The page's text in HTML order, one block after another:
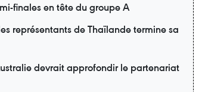
finales en tête du groupe A
représentants de Thaïlande termine sa
devrait approfondir le partenariat